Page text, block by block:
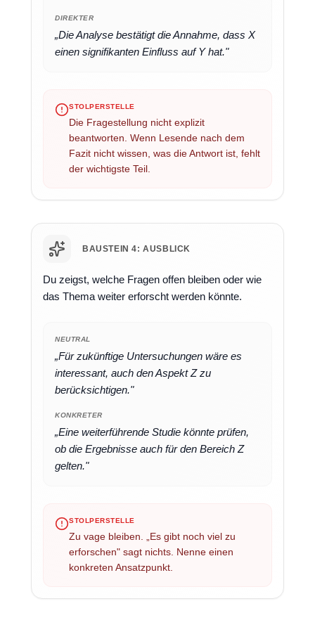
DIREKTER
„Die Analyse bestätigt die Annahme, dass X
einen signifikanten Einfluss auf Y hat."
STOLPERSTELLE
Die Fragestellung nicht explizit
beantworten. Wenn Lesende nach dem
Fazit nicht wissen, was die Antwort ist, fehlt
der wichtigste Teil.
BAUSTEIN 4: AUSBLICK
Du zeigst, welche Fragen offen bleiben oder wie
das Thema weiter erforscht werden könnte.
NEUTRAL
„Für zukünftige Untersuchungen wäre es
interessant, auch den Aspekt Z zu
berücksichtigen."
KONKRETER
„Eine weiterführende Studie könnte prüfen,
ob die Ergebnisse auch für den Bereich Z
gelten."
STOLPERSTELLE
Zu vage bleiben. „Es gibt noch viel zu
erforschen" sagt nichts. Nenne einen
konkreten Ansatzpunkt.